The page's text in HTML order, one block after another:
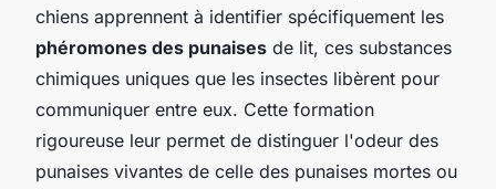
chiens apprennent à identifier spécifiquement les
phéromones des punaises de lit, ces substances
chimiques uniques que les insectes libèrent pour
communiquer entre eux. Cette formation
rigoureuse leur permet de distinguer l'odeur des
punaises vivantes de celle des punaises mortes ou